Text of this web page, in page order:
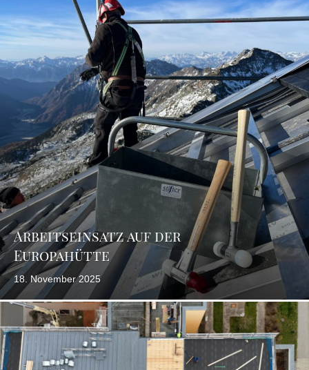
Arbeitseinsatz auf der
Europahütte
18. November 2025